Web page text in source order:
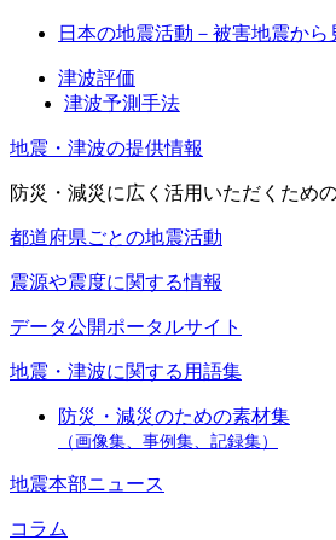
日本の地震活動－被害地震から
津波評価
津波予測手法
地震・津波の提供情報
防災・減災に広く活用いただくため
都道府県ごとの地震活動
震源や震度に関する情報
データ公開ポータルサイト
地震・津波に関する用語集
防災・減災のための素材集
（画像集、事例集、記録集）
地震本部ニュース
コラム